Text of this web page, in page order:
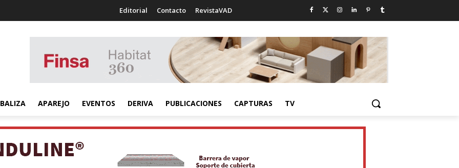
Editorial Contacto RevistaVAD
BALIZA APAREJO EVENTOS DERIVA PUBLICACIONES CAPTURAS TV